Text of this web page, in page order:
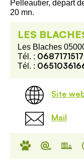
Pelleautier, départ
20 mn.
LES
Les Blaches
Tél. : 0687171517
Tél. :
Site
Mail